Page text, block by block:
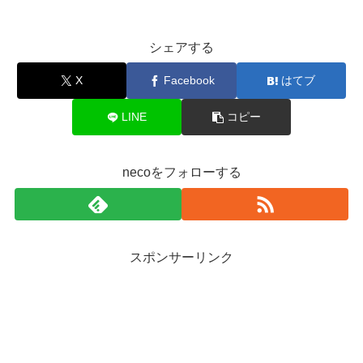
シェアする
X Facebook はてブ
LINE コピー
necoをフォローする
スポンサーリンク